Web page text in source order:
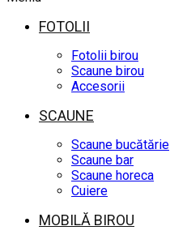
FOTOLII
Fotolii birou
Scaune birou
Accesorii
SCAUNE
Scaune bucătărie
Scaune bar
Scaune horeca
Cuiere
MOBILĂ BIROU